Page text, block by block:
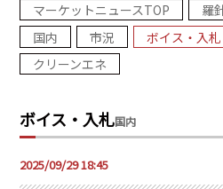
リムレポート
メソドロジー
コンサルティング
マーケットニュースTOP 羅
国内
市況 ボイス・入札
クリーンエネ
ボイス・入札国内
2025/09/29 18:45